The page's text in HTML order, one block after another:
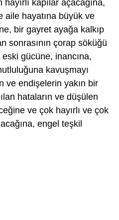
kapılar açacağına,
aile hayatına büyük ve
bir gayret ayağa kalkıp
sonrasının çorap söküğü
gücüne, inancına,
kavuşmayı
ve endişelerin yakın bir
hataların ve düşülen
ve çok hayırlı ve çok
engel teşkil